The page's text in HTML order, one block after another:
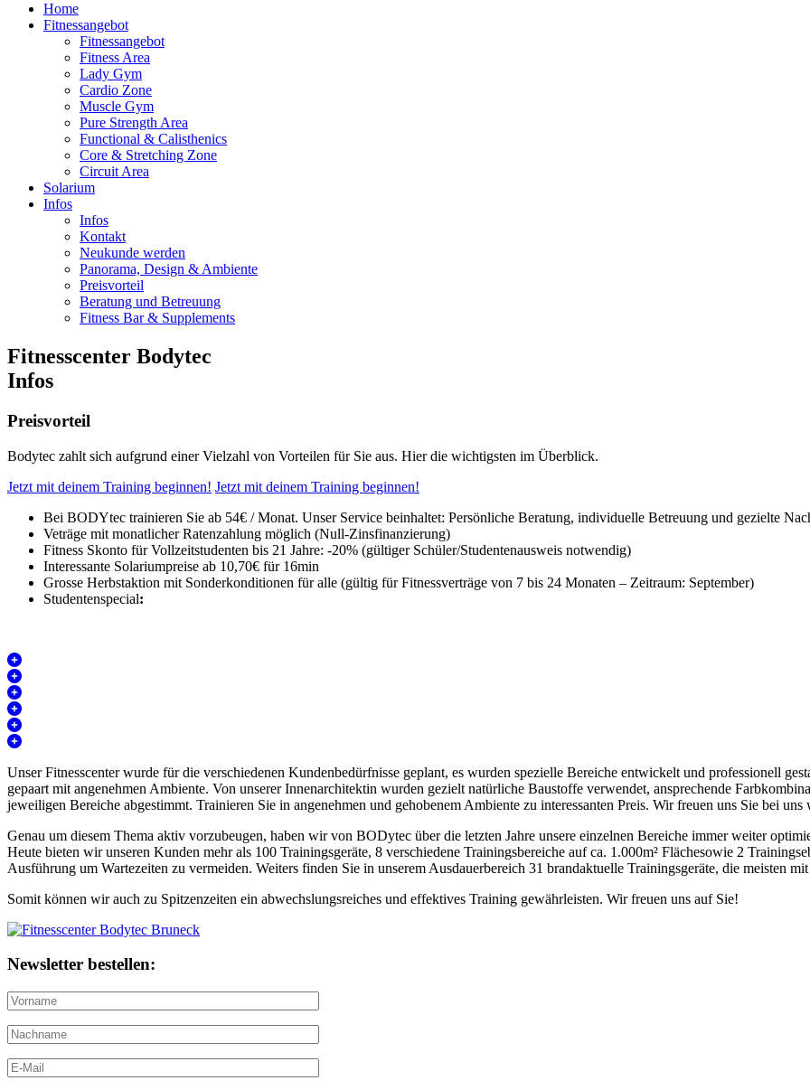
Home
Fitnessangebot
Fitnessangebot
Fitness Area
Lady Gym
Cardio Zone
Muscle Gym
Pure Strength Area
Functional & Calisthenics
Core & Stretching Zone
Circuit Area
Solarium
Infos
Infos
Kontakt
Neukunde werden
Panorama, Design & Ambiente
Preisvorteil
Beratung und Betreuung
Fitness Bar & Supplements
Fitnesscenter Bodytec
Infos
Preisvorteil
Bodytec zahlt sich aufgrund einer Vielzahl von Vorteilen für Sie aus. Hier die wichtigsten im Überblick.
Jetzt mit deinem Training beginnen! Jetzt mit deinem Training beginnen!
Bei BODYtec trainieren Sie ab 54€ / Monat. Unser Service beinhaltet: Persönliche Beratung, individuelle Betreuung und gezielte
Veträge mit monatlicher Ratenzahlung möglich (Null-Zinsfinanzierung)
Fitness Skonto für Vollzeitstudenten bis 21 Jahre: -20% (gültiger Schüler/Studentenausweis notwendig)
Interessante Solariumpreise ab 10,70€ für 16min
Grosse Herbstaktion mit Sonderkonditionen für alle (gültig für Fitnessverträge von 7 bis 24 Monaten – Zeitraum: September)
Studentenspecial:
Unser Fitnesscenter wurde für die verschiedenen Kundenbedürfnisse geplant, es wurden spezielle Bereiche entwickelt und professionell
gepaart mit angenehmen Ambiente. Von unserer Innenarchitektin wurden gezielt natürliche Baustoffe verwendet, ansprechende
jeweiligen Bereiche abgestimmt. Trainieren Sie in angenehmen und gehobenem Ambiente zu interessanten Preis. Wir freuen uns Sie bei
Genau um diesem Thema aktiv vorzubeugen, haben wir von BODytec über die letzten Jahre unsere einzelnen Bereiche immer weiter
Heute bieten wir unseren Kunden mehr als 100 Trainingsgeräte, 8 verschiedene Trainingsbereiche auf ca. 1.000m² Flächesowie 2
Ausführung um Wartezeiten zu vermeiden. Weiters finden Sie in unserem Ausdauerbereich 31 brandaktuelle Trainingsgeräte, die meisten
Somit können wir auch zu Spitzenzeiten ein abwechslungsreiches und effektives Training gewährleisten. Wir freuen uns auf Sie!
Newsletter bestellen: